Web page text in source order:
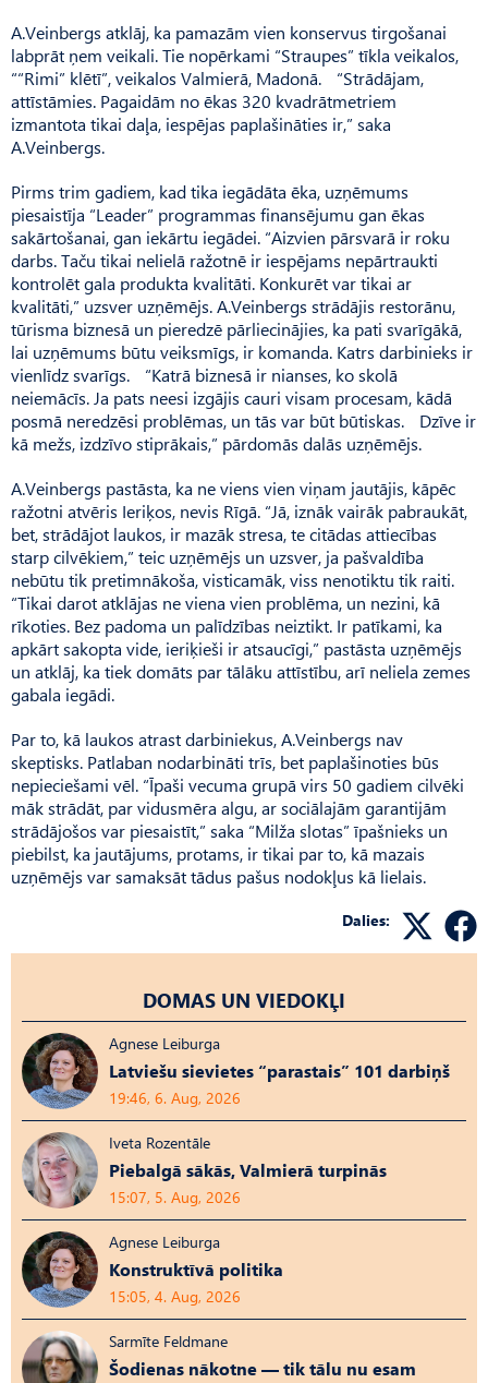
A.Veinbergs atklāj, ka pamazām vien konservus tirgošanai
labprāt ņem veikali. Tie nopērkami “Straupes” tīkla veikalos,
““Rimi” klētī”, veikalos Valmie­rā, Madonā. “Strādājam,
attīstāmies. Pagaidām no ēkas 320 kvadrātmetriem
izmantota tikai daļa, iespējas paplašināties ir,” saka
A.Veinbergs.
Pirms trim gadiem, kad tika iegādāta ēka, uzņēmums
piesaistīja “Leader” programmas finansējumu gan ēkas
sakārtošanai, gan iekārtu iegādei. “Aizvien pārsvarā ir roku
darbs. Taču tikai nelielā ražotnē ir iespējams nepārtraukti
kontrolēt gala produkta kvalitāti. Konkurēt var tikai ar
kvalitāti,” uzsver uzņēmējs. A.Veinbergs strādājis restorānu,
tūrisma biznesā un pieredzē pārliecinājies, ka pati svarīgākā,
lai uzņēmums būtu veiksmīgs, ir komanda. Katrs darbinieks ir
vienlīdz svarīgs. “Katrā biznesā ir nianses, ko skolā
neiemācīs. Ja pats neesi izgājis cauri visam procesam, kādā
posmā neredzēsi problēmas, un tās var būt būtiskas. Dzīve ir
kā mežs, izdzīvo stiprākais,” pārdomās dalās uzņēmējs.
A.Veinbergs pastāsta, ka ne viens vien viņam jautājis, kāpēc
ražotni atvēris Ieriķos, nevis Rīgā. “Jā, iznāk vairāk pabraukāt,
bet, strādājot laukos, ir mazāk stresa, te citādas attiecības
starp cilvēkiem,” teic uzņēmējs un uzsver, ja pašvaldība
nebūtu tik pretimnākoša, visticamāk, viss nenotiktu tik raiti.
“Tikai darot atklājas ne viena vien problēma, un nezini, kā
rīkoties. Bez padoma un palīdzības neiztikt. Ir patīkami, ka
apkārt sakopta vide, ieriķieši ir atsaucīgi,” pastāsta uzņēmējs
un atklāj, ka tiek domāts par tālāku attīstību, arī neliela zemes
gabala iegādi.
Par to, kā laukos atrast darbiniekus, A.Veinbergs nav
skeptisks. Patlaban nodarbināti trīs, bet paplašinoties būs
nepieciešami vēl. “Īpaši vecuma grupā virs 50 gadiem cilvēki
māk strādāt, par vidusmēra algu, ar sociālajām garantijām
strādājošos var piesaistīt,” saka “Milža slotas” īpašnieks un
piebilst, ka jautājums, protams, ir tikai par to, kā mazais
uzņēmējs var samaksāt tādus pašus nodokļus kā lielais.
Dalies:
DOMAS UN VIEDOKĻI
Agnese Leiburga
Latviešu sievietes “parastais” 101 darbiņš
19:46, 6. Aug, 2026
Iveta Rozentāle
Piebalgā sākās, Valmierā turpinās
15:07, 5. Aug, 2026
Agnese Leiburga
Konstruktīvā politika
15:05, 4. Aug, 2026
Sarmīte Feldmane
Šodienas nākotne — tik tālu nu esam